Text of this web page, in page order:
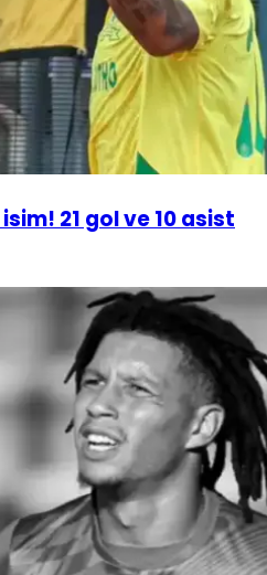
21 gol ve 10 asist